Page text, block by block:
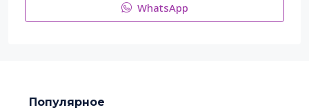
WhatsApp
Популярное